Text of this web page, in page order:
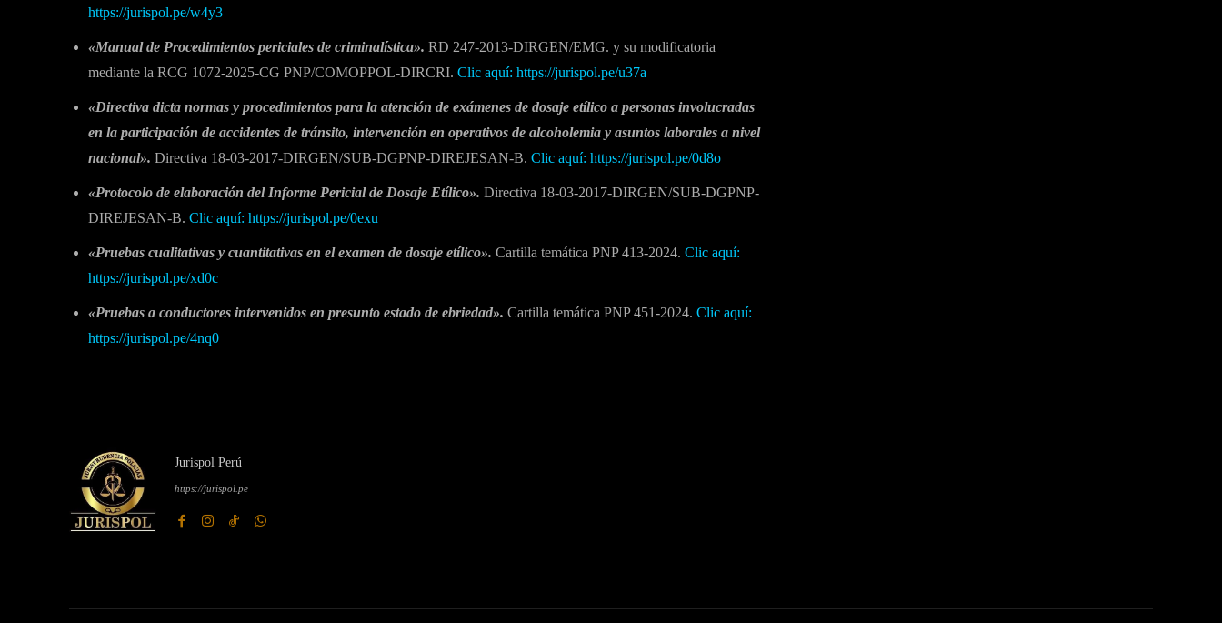
https://jurispol.pe/w4y3
«Manual de Procedimientos periciales de criminalística». RD 247-2013-DIRGEN/EMG. y su modificatoria
mediante la RCG 1072-2025-CG PNP/COMOPPOL-DIRCRI. Clic aquí: https://jurispol.pe/u37a
«Directiva dicta normas y procedimientos para la atención de exámenes de dosaje etílico a personas involucradas
en la participación de accidentes de tránsito, intervención en operativos de alcoholemia y asuntos laborales a nivel
nacional». Directiva 18-03-2017-DIRGEN/SUB-DGPNP-DIREJESAN-B. Clic aquí: https://jurispol.pe/0d8o
«Protocolo de elaboración del Informe Pericial de Dosaje Etílico». Directiva 18-03-2017-DIRGEN/SUB-DGPNP-
DIREJESAN-B. Clic aquí: https://jurispol.pe/0exu
«Pruebas cualitativas y cuantitativas en el examen de dosaje etílico». Cartilla temática PNP 413-2024. Clic aquí:
https://jurispol.pe/xd0c
«Pruebas a conductores intervenidos en presunto estado de ebriedad». Cartilla temática PNP 451-2024. Clic aquí:
https://jurispol.pe/4nq0
Jurispol Perú
https://jurispol.pe